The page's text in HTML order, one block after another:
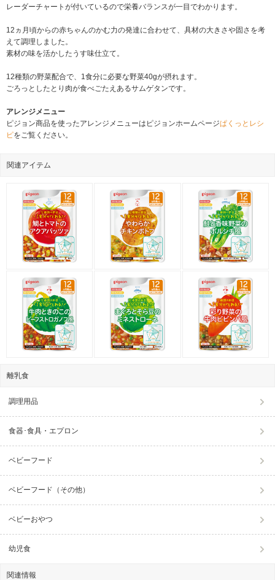
レーダーチャートが付いているので栄養バランスが一目でわかります。
12ヵ月頃からの赤ちゃんのかむ力の発達に合わせて、具材の大きさや固さを考
えて調理しました。
素材の味を活かしたうす味仕立て。
12種類の野菜配合で、1食分に必要な野菜40gが摂れます。
ごろっとしたとり肉が食べごたえあるサムゲタンです。
アレンジメニュー
ピジョン商品を使ったアレンジメニューはピジョンホームページぱくっとレシ
ピをご覧ください。
関連アイテム
離乳食
調理用品
食器･食具・エプロン
ベビーフード
ベビーフード（その他）
ベビーおやつ
幼児食
関連情報